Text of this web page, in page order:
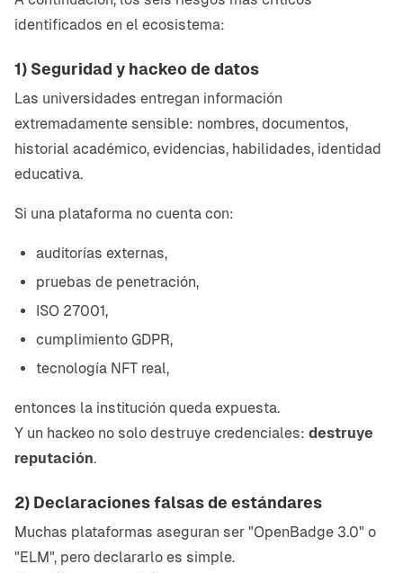
identificados en el ecosistema:
1) Seguridad y hackeo de datos
Las universidades entregan información
extremadamente sensible: nombres, documentos,
historial académico, evidencias, habilidades, identidad
educativa.
Si una plataforma no cuenta con:
auditorías externas,
pruebas de penetración,
ISO 27001,
cumplimiento GDPR,
tecnología NFT real,
entonces la institución queda expuesta.
Y un hackeo no solo destruye credenciales: destruye
reputación.
2) Declaraciones falsas de estándares
Muchas plataformas aseguran ser "OpenBadge 3.0" o
"ELM", pero declararlo es simple.